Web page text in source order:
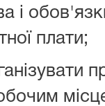
і
плати;